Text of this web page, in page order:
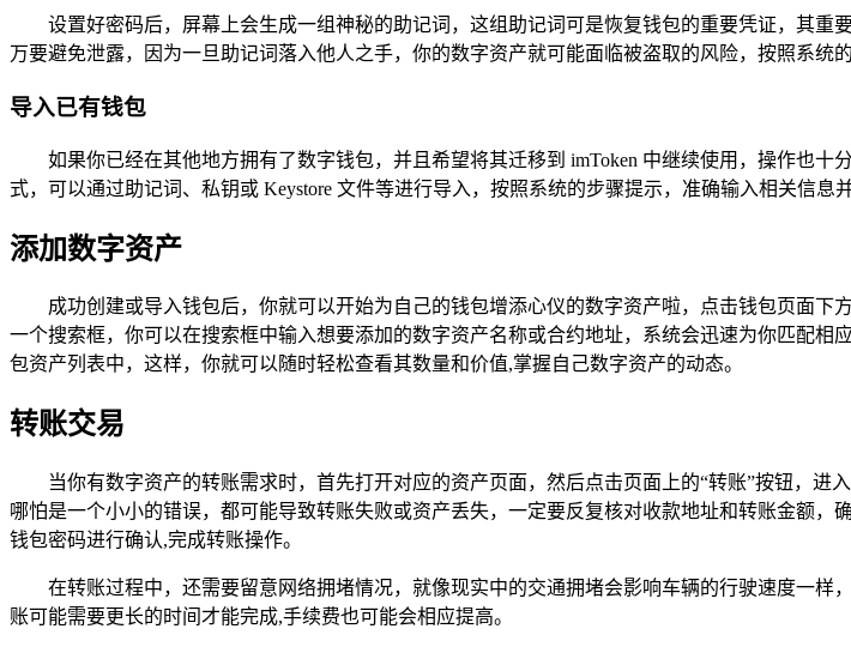
设置好密码后，屏幕上会生成一组神秘的助记词，这组助记词可是恢复钱包的重要凭证，其
万要避免泄露，因为一旦助记词落入他人之手，你的数字资产就可能面临被盗取的风险，按照系统
导入已有钱包
如果你已经在其他地方拥有了数字钱包，并且希望将其迁移到 imToken 中继续使用，操作也
式，可以通过助记词、私钥或 Keystore 文件等进行导入，按照系统的步骤提示，准确输入相关信息
添加数字资产
成功创建或导入钱包后，你就可以开始为自己的钱包增添心仪的数字资产啦，点击钱包页面
一个搜索框，你可以在搜索框中输入想要添加的数字资产名称或合约地址，系统会迅速为你匹配
包资产列表中，这样，你就可以随时轻松查看其数量和价值,掌握自己数字资产的动态。
转账交易
当你有数字资产的转账需求时，首先打开对应的资产页面，然后点击页面上的“转账”按钮，
哪怕是一个小小的错误，都可能导致转账失败或资产丢失，一定要反复核对收款地址和转账金额
钱包密码进行确认,完成转账操作。
在转账过程中，还需要留意网络拥堵情况，就像现实中的交通拥堵会影响车辆的行驶速度一
账可能需要更长的时间才能完成,手续费也可能会相应提高。